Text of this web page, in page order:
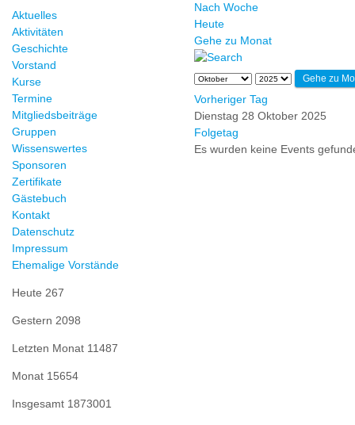
Aktuelles
Aktivitäten
Geschichte
Vorstand
Kurse
Termine
Mitgliedsbeiträge
Gruppen
Wissenswertes
Sponsoren
Zertifikate
Gästebuch
Kontakt
Datenschutz
Impressum
Ehemalige Vorstände
Heute 267
Gestern 2098
Letzten Monat 11487
Monat 15654
Insgesamt 1873001
Nach Woche
Heute
Gehe zu Monat
Gehe zu
Vorheriger Tag
Dienstag 28 Oktober 2025
Folgetag
Es wurden keine Events